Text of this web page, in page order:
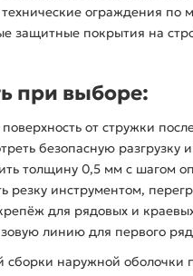
ограждения по
защитные покрытия на
при выборе:
от стружки
безопасную разгрузку
толщину 0,5 мм с шагом
резку инструментом,
для рядовых и
линию для первого
сборки наружной